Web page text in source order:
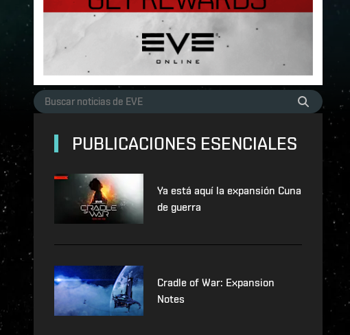
PUBLICACIONES ESENCIALES
Ya está aquí la expansión Cuna
de guerra
Cradle of War: Expansion
Notes